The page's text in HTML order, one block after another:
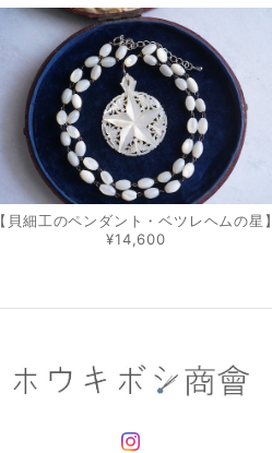
【貝細工のペンダント・ベツレヘムの星】
¥14,600